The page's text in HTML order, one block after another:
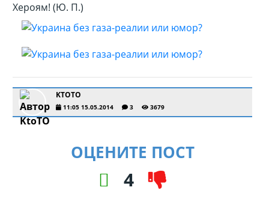
Хероям! (Ю. П.)
KTOTO
11:05 15.05.2014 3 3679
ОЦЕНИТЕ ПОСТ
4